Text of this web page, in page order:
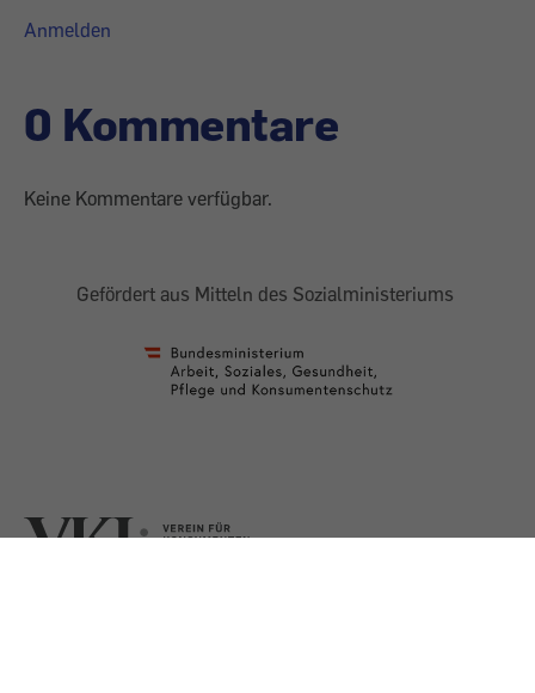
Anmelden
0 Kommentare
Keine Kommentare verfügbar.
Gefördert aus Mitteln des Sozialministeriums